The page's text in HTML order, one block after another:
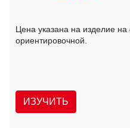
Цена указана на изделие
ориентировочной.
ИЗУЧИТЬ